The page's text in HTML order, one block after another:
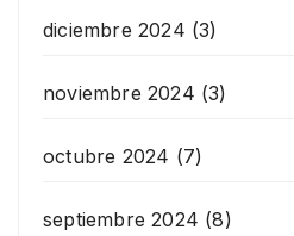
diciembre 2024 (3)
noviembre 2024 (3)
octubre 2024 (7)
septiembre 2024 (8)